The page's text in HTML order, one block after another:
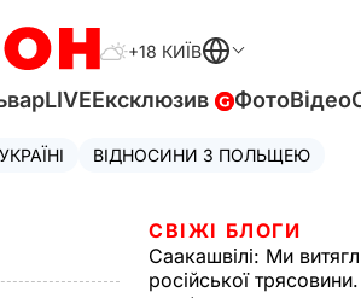
+18 КИЇВ
LIVEЕксклюзив ФотоВідео
ВІДНОСИНИ З ПОЛЬЩЕЮ
СВІЖІ БЛОГИ
Саакашвілі: Ми
російської